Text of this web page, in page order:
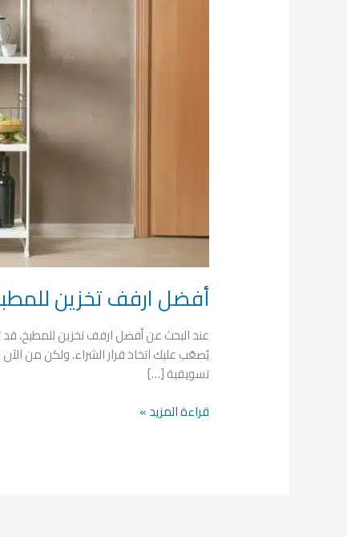
أفضل ارفف تخزين للمطبخ
عند البحث عن أفضل ارفف تخزين للمطبخ، قد
يُصعّب عليك اتخاذ قرار الشراء. ولكن من
تسويقية […]
قراءة المزيد »